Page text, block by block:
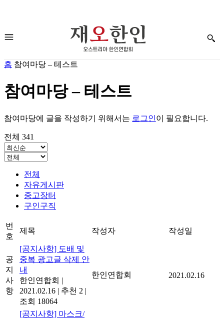
홈 참여마당 – 테스트
참여마당 – 테스트
참여마당에 글을 작성하기 위해서는 로그인이 필요합니다.
전체 341
전체
자유게시판
중고장터
구인구직
번
호
제목 작성자 작성일
공
지
사
항
[공지사항] 도배 및
중복 광고글 삭제 안
내
한인연합회 |
2021.02.16 | 추천 2 |
조회 18064
한인연합회 2021.02.16
[공지사항] 마스크/